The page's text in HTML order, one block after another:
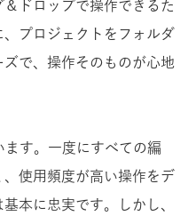
ドロップで操作できるた
プロジェクトをフォルダ
で、操作そのものが心地
す。一度にすべての編
使用頻度が高い操作をデ
本に忠実です。しかし、